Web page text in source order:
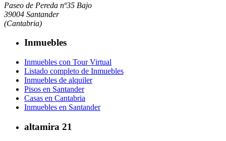
Paseo de Pereda nº35 Bajo
39004 Santander
(Cantabria)
Inmuebles
Inmuebles con Tour Virtual
Listado completo de Inmuebles
Inmuebles de alquiler
Pisos en Santander
Casas en Cantabria
Inmuebles en Santander
altamira 21